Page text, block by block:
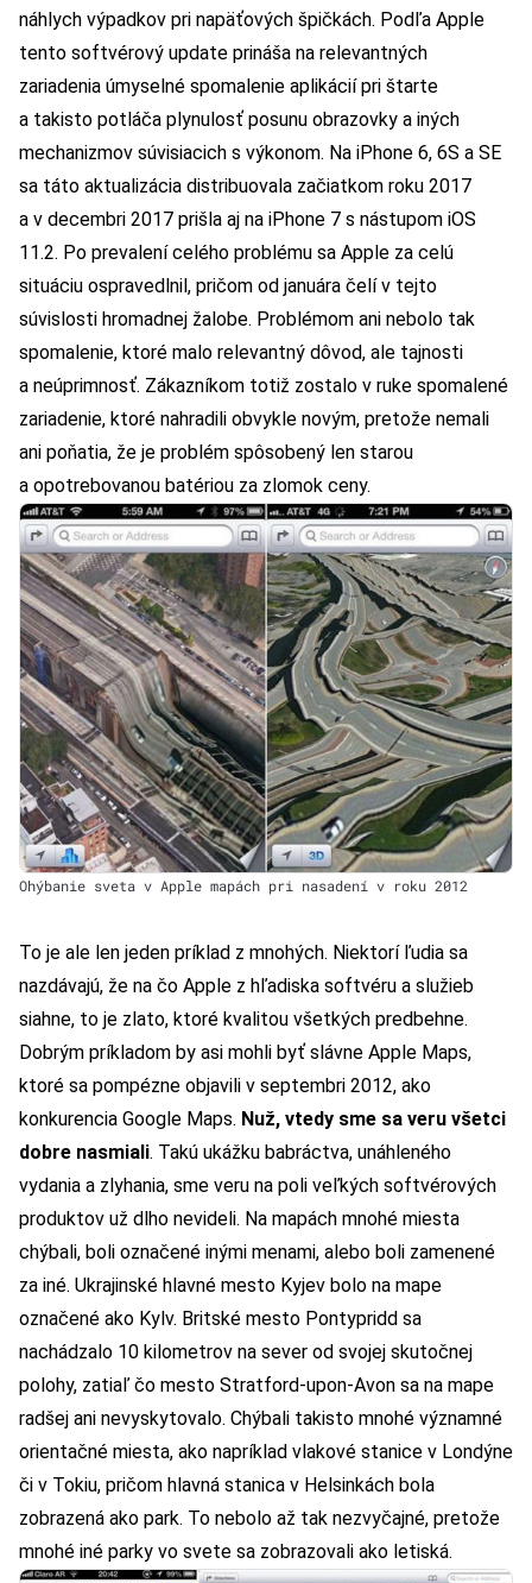
náhlych výpadkov pri napäťových špičkách. Podľa Apple
tento softvérový update prináša na relevantných
zariadenia úmyselné spomalenie aplikácií pri štarte
a takisto potláča plynulosť posunu obrazovky a iných
mechanizmov súvisiacich s výkonom. Na iPhone 6, 6S a SE
sa táto aktualizácia distribuovala začiatkom roku 2017
a v decembri 2017 prišla aj na iPhone 7 s nástupom iOS
11.2. Po prevalení celého problému sa Apple za celú
situáciu ospravedlnil, pričom od januára čelí v tejto
súvislosti hromadnej žalobe. Problémom ani nebolo tak
spomalenie, ktoré malo relevantný dôvod, ale tajnosti
a neúprimnosť. Zákazníkom totiž zostalo v ruke spomalené
zariadenie, ktoré nahradili obvykle novým, pretože nemali
ani poňatia, že je problém spôsobený len starou
a opotrebovanou batériou za zlomok ceny.
Ohýbanie sveta v Apple mapách pri nasadení v roku 2012
To je ale len jeden príklad z mnohých. Niektorí ľudia sa
nazdávajú, že na čo Apple z hľadiska softvéru a služieb
siahne, to je zlato, ktoré kvalitou všetkých predbehne.
Dobrým príkladom by asi mohli byť slávne Apple Maps,
ktoré sa pompézne objavili v septembri 2012, ako
konkurencia Google Maps. Nuž, vtedy sme sa veru všetci
dobre nasmiali. Takú ukážku babráctva, unáhleného
vydania a zlyhania, sme veru na poli veľkých softvérových
produktov už dlho nevideli. Na mapách mnohé miesta
chýbali, boli označené inými menami, alebo boli zamenené
za iné. Ukrajinské hlavné mesto Kyjev bolo na mape
označené ako Kylv. Britské mesto Pontypridd sa
nachádzalo 10 kilometrov na sever od svojej skutočnej
polohy, zatiaľ čo mesto Stratford-upon-Avon sa na mape
radšej ani nevyskytovalo. Chýbali takisto mnohé významné
orientačné miesta, ako napríklad vlakové stanice v Londýne
či v Tokiu, pričom hlavná stanica v Helsinkách bola
zobrazená ako park. To nebolo až tak nezvyčajné, pretože
mnohé iné parky vo svete sa zobrazovali ako letiská.